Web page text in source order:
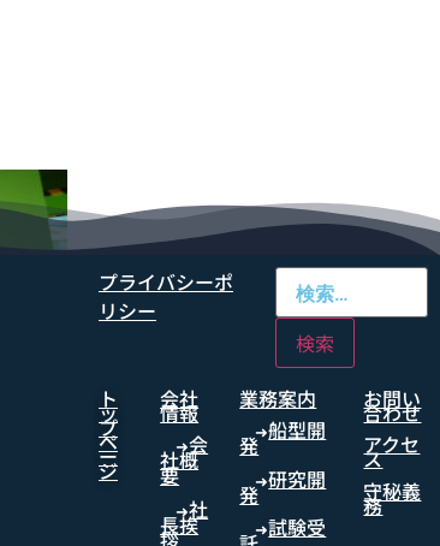
プライバシーポ
リシー
ト
ッ
プ
ペ
ー
ジ
会社
情報
➜会
社概
要
➜社
長挨
拶
業務案内
➜船型開
発
➜研究開
発
➜試験受
お問い
合わせ
アクセ
ス
守秘義
務